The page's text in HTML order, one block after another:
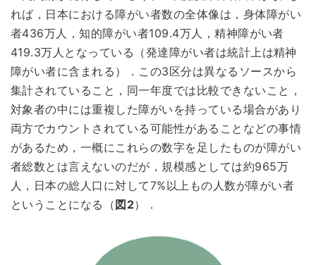
れば，日本における障がい者数の全体像は，身体障がい
者436万人，知的障がい者109.4万人，精神障がい者
419.3万人となっている（発達障がい者は統計上は精神
障がい者に含まれる）．この3区分は異なるソースから
集計されていること，同一年度では比較できないこと，
対象者の中には重複した障がいを持っている場合があり
両方でカウントされている可能性があることなどの事情
があるため，一概にこれらの数字を足したものが障がい
者総数とは言えないのだが，規模感としては約965万
人，日本の総人口に対して7%以上もの人数が障がい者
ということになる（ 図2）．